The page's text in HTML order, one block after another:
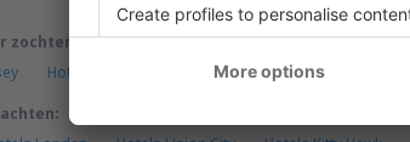
zochten, waren ook op zoek naar:
Hotels Americana Hotels Mathía Hotels